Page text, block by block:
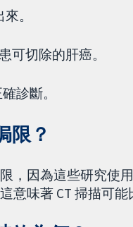
。
可切除的肝癌。
診斷。
限？
，因為這些研究使
意味著 CT 掃描可